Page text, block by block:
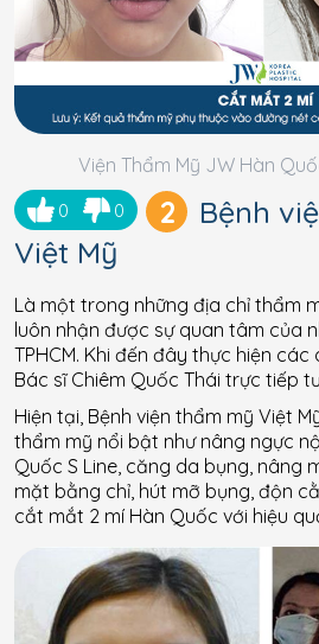
Viện Thẩm Mỹ JW Hàn
0 0 2
Bệnh
Việt Mỹ
Là một trong những địa chỉ thẩm
luôn nhận được sự quan tâm của
TPHCM. Khi đến đây thực hiện
Bác sĩ Chiêm Quốc Thái trực tiếp
Hiện tại, Bệnh viện thẩm mỹ Việt
thẩm mỹ nổi bật như nâng ngực
Quốc S Line, căng da bụng, nâng
mặt bằng chỉ, hút mỡ bụng, độn
cắt mắt 2 mí Hàn Quốc với hiệu